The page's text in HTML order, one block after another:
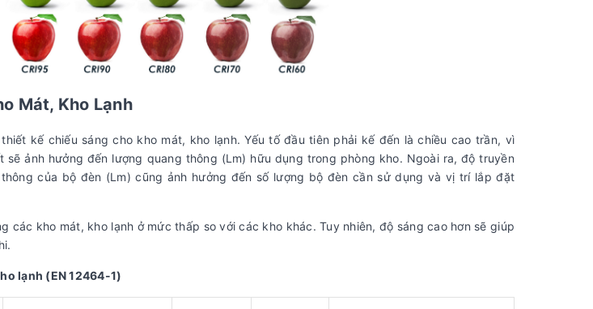
Mát, Kho Lạnh
kế chiếu sáng cho kho mát, kho lạnh. Yếu tố đầu tiên phải kế đến là chiều cao trần, vì
sẽ ảnh hưởng đến lượng quang thông (Lm) hữu dụng trong phòng kho. Ngoài ra, độ truyền
của bộ đèn (Lm) cũng ảnh hưởng đến số lượng bộ đèn cần sử dụng và vị trí lắp đặt
các kho mát, kho lạnh ở mức thấp so với các kho khác. Tuy nhiên, độ sáng cao hơn sẽ giúp
lạnh (EN 12464-1)